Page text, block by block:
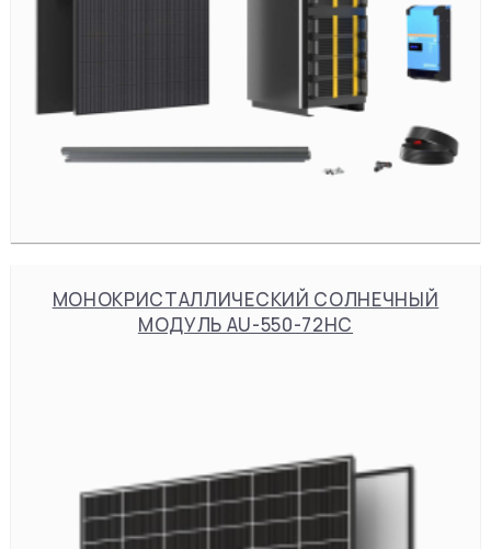
МОНОКРИСТАЛЛИЧЕСКИЙ СОЛНЕЧНЫЙ
МОДУЛЬ AU-550-72HC